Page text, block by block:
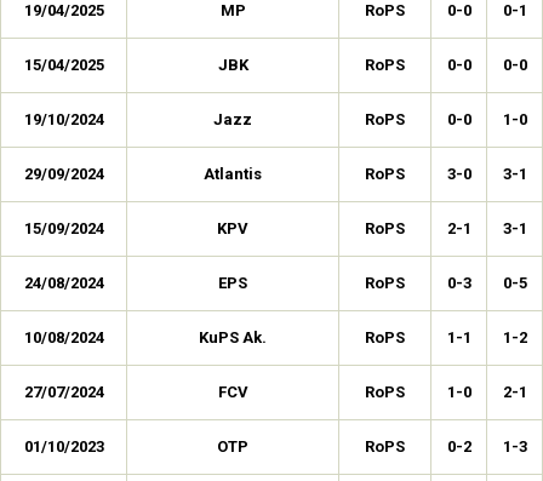
19/04/2025 MP RoPS 0-0 0-1
15/04/2025 JBK RoPS 0-0 0-0
19/10/2024 Jazz RoPS 0-0 1-0
29/09/2024 Atlantis RoPS 3-0 3-1
15/09/2024 KPV RoPS 2-1 3-1
24/08/2024 EPS RoPS 0-3 0-5
10/08/2024 KuPS Ak. RoPS 1-1 1-2
27/07/2024 FCV RoPS 1-0 2-1
01/10/2023 OTP RoPS 0-2 1-3